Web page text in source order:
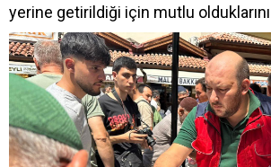
yerine getirildiği için mutlu